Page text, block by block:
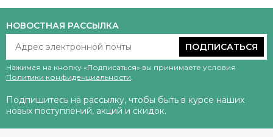
НОВОСТНАЯ РАССЫЛКА
ПОДПИСАТЬСЯ
Нажимая на кнопку «Подписаться» вы принимаете условия
Политики конфиденциальности
Подпишитесь на рассылку, чтобы быть в курсе наших
новых поступлений, акций и скидок.